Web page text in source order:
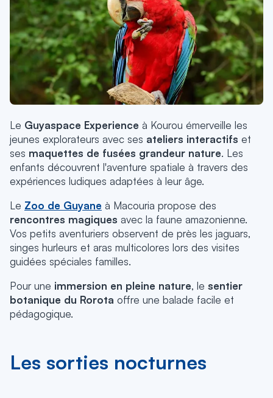
Le Guyaspace Experience à Kourou émerveille les
jeunes explorateurs avec ses ateliers interactifs et
ses maquettes de fusées grandeur nature. Les
enfants découvrent l'aventure spatiale à travers des
expériences ludiques adaptées à leur âge.
Le Zoo de Guyane à Macouria propose des
rencontres magiques avec la faune amazonienne.
Vos petits aventuriers observent de près les jaguars,
singes hurleurs et aras multicolores lors des visites
guidées spéciales familles.
Pour une immersion en pleine nature, le sentier
botanique du Rorota offre une balade facile et
pédagogique.
Les sorties nocturnes